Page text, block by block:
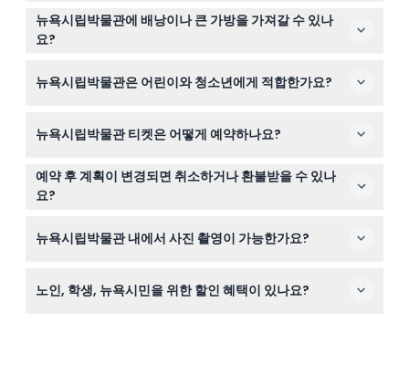
박물관은 월요일부터 금요일까지 오전 10시부터 오후 5시
까지, 주말에는 오전 10시부터 오후 6시까지 운영되며, 마지
막 입장은 폐관 30분 전에 가능합니다(변경될 수 있으니 예
뉴욕시립박물관에 배낭이나 큰 가방을 가져갈 수 있나
요?
물은 코트 체크에서 맡길 수 없습니다. 작은 가방은 박물관
뉴욕시립박물관은 어린이와 청소년에게 적합한가요?
과 청년 방문객에게 훌륭한 교육 체험 기회를 제공합니다.
뉴욕시립박물관 티켓은 어떻게 예약하나요?
이 웹사이트에서 간편하게 티켓을 예약할 수 있으며, 결제
과정에서 원하는 날짜와 시간을 선택하시면 됩니다.
예약 후 계획이 변경되면 취소하거나 환불받을 수 있나
요?
를 선택해 주세요.
뉴욕시립박물관 내에서 사진 촬영이 가능한가요?
자유롭게 찍으실 수 있지만, 전시물에 영향을 줄 수 있는 펜,
노인, 학생, 뉴욕시민을 위한 할인 혜택이 있나요?